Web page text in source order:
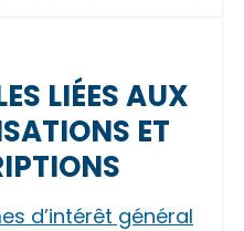
LIÉES AUX
ET
d’intérêt général